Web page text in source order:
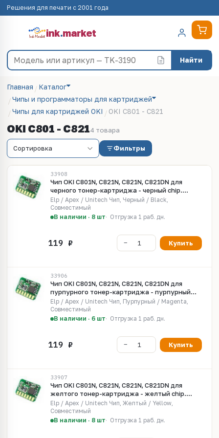
Решения для печати с 2001 года
ink.market
Найти
Главная
Каталог
Чипы и программаторы для картриджей
Чипы для картриджей OKI
OKI C801 - C821
OKI C801 - C8214 товара
Фильтры
33908
Чип OKI C801N, C821N, C821N, C821DN для
черного тонер-картриджа - черный chip.
Ресурс 7000 страниц
Elp / Apex / Unitech Чип, Черный / Black,
Совместимый
В наличии · 8 шт
Отгрузка 1 раб. дн.
Купить
33906
Чип OKI C801N, C821N, C821N, C821DN для
пурпурного тонер-картриджа - пурпурный
chip. Ресурс 7300 страниц
Elp / Apex / Unitech Чип, Пурпурный / Magenta,
Совместимый
В наличии · 6 шт
Отгрузка 1 раб. дн.
Купить
33907
Чип OKI C801N, C821N, C821N, C821DN для
желтого тонер-картриджа - желтый chip.
Ресурс 7300 страниц
Elp / Apex / Unitech Чип, Желтый / Yellow,
Совместимый
В наличии · 8 шт
Отгрузка 1 раб. дн.